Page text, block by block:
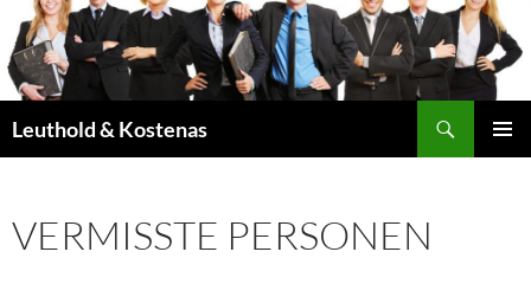
Springe
zum
Inhalt
Leuthold & Kostenas
VERMISSTE PERSONEN